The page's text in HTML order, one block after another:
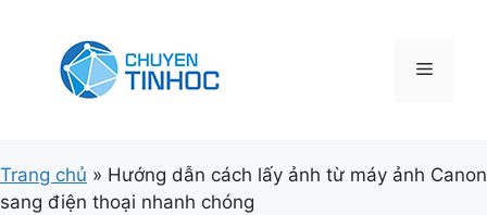
Menu
Trang chủ » Hướng dẫn cách lấy ảnh từ máy ảnh Canon
sang điện thoại nhanh chóng